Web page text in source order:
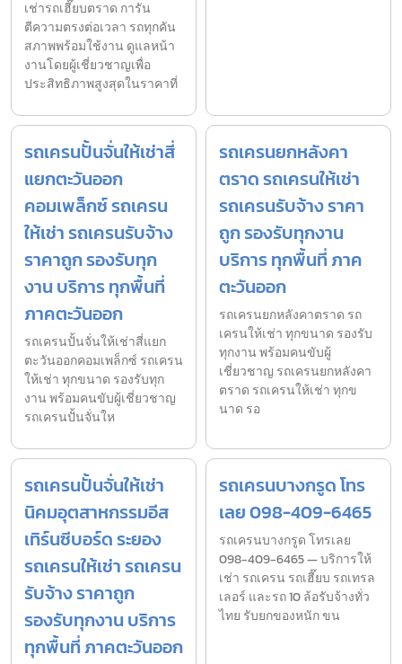
เช่ารถเฮี๊ยบตราด การัน
ตีความตรงต่อเวลา รถทุกคัน
สภาพพร้อมใช้งาน ดูแลหน้า
งานโดยผู้เชี่ยวชาญเพื่อ
ประสิทธิภาพสูงสุดในราคาที่
รถเครนปั้นจั่นให้เช่าสี่
แยกตะวันออก
คอมเพล็กซ์ รถเครน
ให้เช่า รถเครนรับจ้าง
ราคาถูก รองรับทุก
งาน บริการ ทุกพื้นที่
ภาคตะวันออก
รถเครนปั้นจั่นให้เช่าสี่แยก
ตะวันออกคอมเพล็กซ์ รถเครน
ให้เช่า ทุกขนาด รองรับทุก
งาน พร้อมคนขับผู้เชี่ยวชาญ
รถเครนปั้นจั่นให
รถเครนยกหลังคา
ตราด รถเครนให้เช่า
รถเครนรับจ้าง ราคา
ถูก รองรับทุกงาน
บริการ ทุกพื้นที่ ภาค
ตะวันออก
รถเครนยกหลังคาตราด รถ
เครนให้เช่า ทุกขนาด รองรับ
ทุกงาน พร้อมคนขับผู้
เชี่ยวชาญ รถเครนยกหลังคา
ตราด รถเครนให้เช่า ทุกข
นาด รอ
รถเครนปั้นจั่นให้เช่า
นิคมอุตสาหกรรมอีส
เทิร์นซีบอร์ด ระยอง
รถเครนให้เช่า รถเครน
รับจ้าง ราคาถูก
รองรับทุกงาน บริการ
ทุกพื้นที่ ภาคตะวันออก
รถเครนบางกรูด โทร
เลย 098-409-6465
รถเครนบางกรูด โทรเลย
098-409-6465 — บริการให้
เช่า รถเครน รถเฮี๊ยบ รถเทรล
เลอร์ และรถ 10 ล้อรับจ้างทั่ว
ไทย รับยกของหนัก ขน